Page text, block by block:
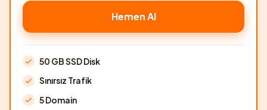
Hemen Al
50 GB SSD Disk
Sınırsız Trafik
5 Domain